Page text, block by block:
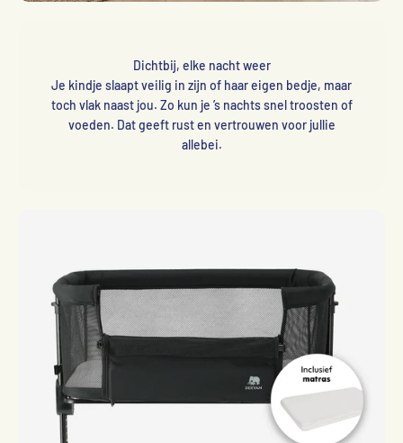
Dichtbij, elke nacht weer
Je kindje slaapt veilig in zijn of haar eigen bedje, maar
toch vlak naast jou. Zo kun je ’s nachts snel troosten of
voeden. Dat geeft rust en vertrouwen voor jullie
allebei.